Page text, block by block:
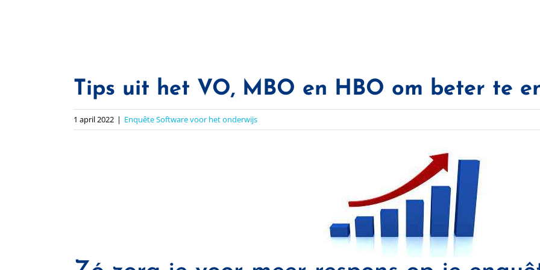
Tips uit het VO, MBO en HBO om beter te
1 april 2022 | Enquête Software voor het onderwijs